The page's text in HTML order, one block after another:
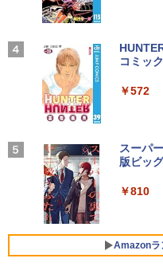
楽譜
料】
転生
￥792
【2026
レスイ
るーと
￥2,599
￥3,480
On My
BUGS
by
art
コカ・
コミッ
￥572
スーパ
版ビッ
￥810
Amazonラ